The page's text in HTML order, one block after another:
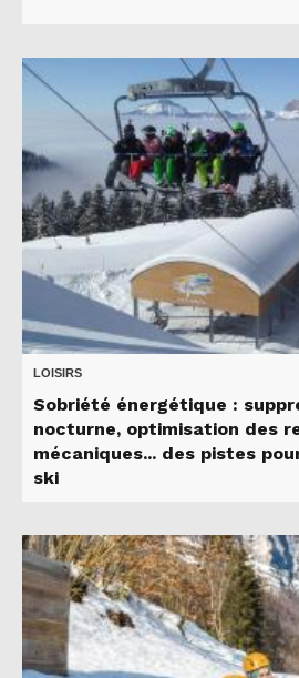
LOISIRS
Sobriété énergétique :
nocturne, optimisation des
mécaniques... des pistes
ski